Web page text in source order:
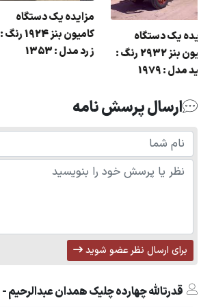
مزایده یک دستگاه
زرد مدل : 1353
مزایده یک دستگاه
کامیون بنز 2932 رنگ :
سفید مدل : 1979
ارسال پرسش نامه
برای ارسال نظر عضو شوید
قدرتالله چهارده چلیک همدان عبدالرحیم - در تاریخ